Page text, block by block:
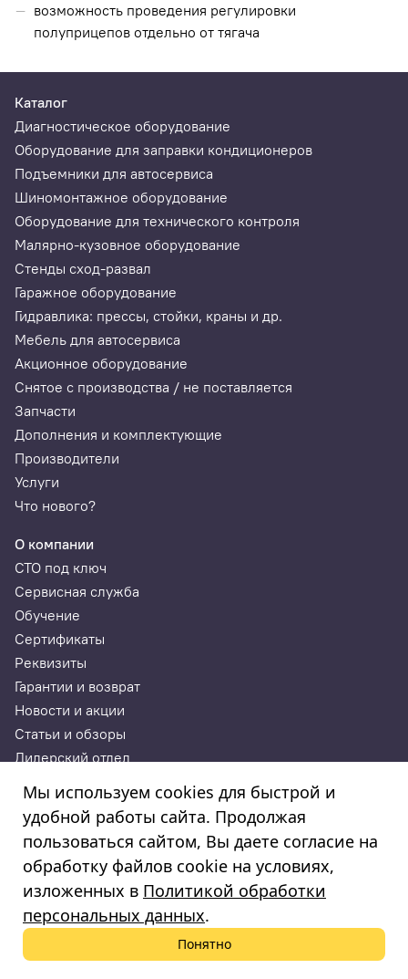
возможность проведения регулировки
полуприцепов отдельно от тягача
Каталог
Диагностическое оборудование
Оборудование для заправки кондиционеров
Подъемники для автосервиса
Шиномонтажное оборудование
Оборудование для технического контроля
Малярно-кузовное оборудование
Стенды сход-развал
Гаражное оборудование
Гидравлика: прессы, стойки, краны и др.
Мебель для автосервиса
Акционное оборудование
Снятое с производства / не поставляется
Запчасти
Дополнения и комплектующие
Производители
Услуги
Что нового?
О компании
СТО под ключ
Сервисная служба
Обучение
Сертификаты
Реквизиты
Гарантии и возврат
Новости и акции
Статьи и обзоры
Дилерский отдел
© 2003—2025
«Автосервисторг»
ИП Годунова Лариса Леонидовна
ИНН 532108772827, ОГРНИП 308532130300022, ОКПО
308532130300022
Политика обработки персональных данных
Мы используем cookies для быстрой и
удобной работы сайта. Продолжая
пользоваться сайтом, Вы даете согласие на
обработку файлов cookie на условиях,
изложенных в Политикой обработки
персональных данных.
Понятно